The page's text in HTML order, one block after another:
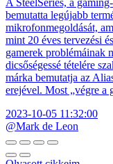
bemutatta legújabb
mikrofonmegoldását,
mint 20 éves tervezési
gamerek problémáinak
dicsőségessé tételére
márka bemutatja az
erejével. Most „végre a
2023-10-05 11:32:00
@Mark de Leon